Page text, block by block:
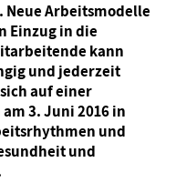
Arbeitsmodelle
Einzug in die
kann
und jederzeit
auf einer
3. Juni 2016 in
und
und